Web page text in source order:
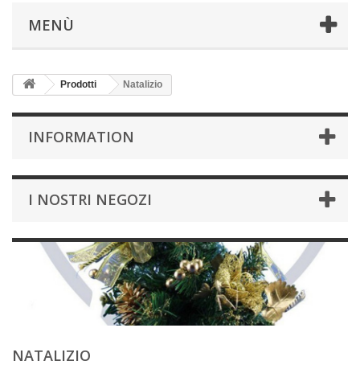
MENÙ
Prodotti Natalizio
INFORMATION
I NOSTRI NEGOZI
NATALIZIO